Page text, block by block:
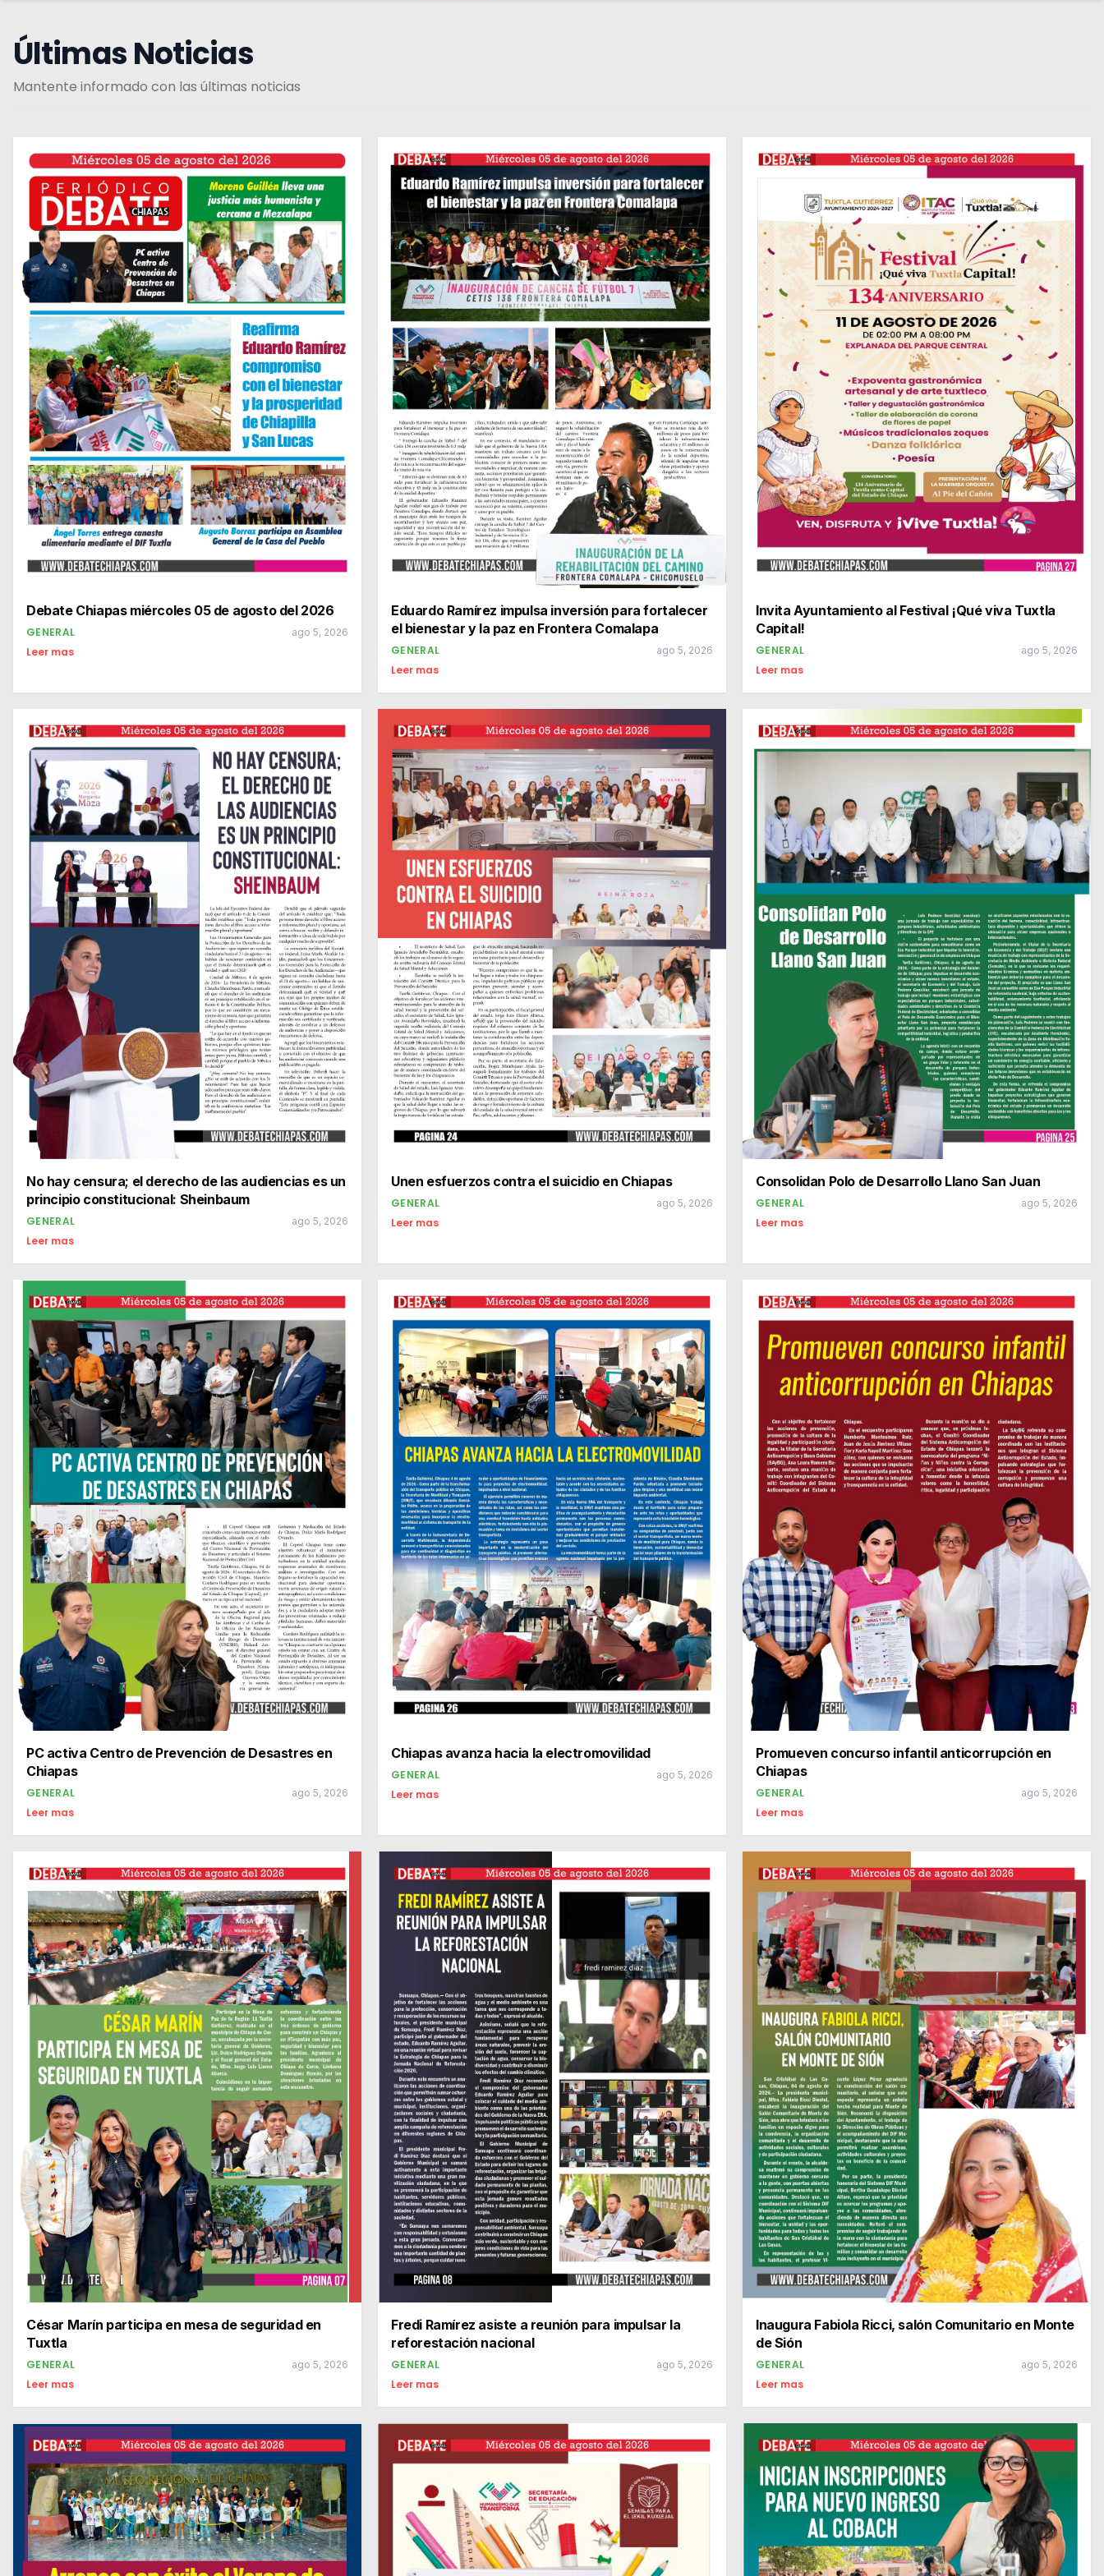
Últimas Noticias
Mantente informado con las últimas noticias
Debate Chiapas miércoles 05 de agosto del 2026
GENERAL ago 5, 2026
Leer mas
Eduardo Ramírez impulsa inversión para fortalecer
el bienestar y la paz en Frontera Comalapa
GENERAL ago 5, 2026
Leer mas
Invita Ayuntamiento al Festival ¡Qué viva Tuxtla
Capital!
GENERAL ago 5, 2026
Leer mas
No hay censura; el derecho de las audiencias es un
principio constitucional: Sheinbaum
GENERAL ago 5, 2026
Leer mas
Unen esfuerzos contra el suicidio en Chiapas
GENERAL ago 5, 2026
Leer mas
Consolidan Polo de Desarrollo Llano San Juan
GENERAL ago 5, 2026
Leer mas
PC activa Centro de Prevención de Desastres en
Chiapas
GENERAL ago 5, 2026
Leer mas
Chiapas avanza hacia la electromovilidad
GENERAL ago 5, 2026
Leer mas
Promueven concurso infantil anticorrupción en
Chiapas
GENERAL ago 5, 2026
Leer mas
César Marín participa en mesa de seguridad en
Tuxtla
GENERAL ago 5, 2026
Leer mas
Fredi Ramírez asiste a reunión para impulsar la
reforestación nacional
GENERAL ago 5, 2026
Leer mas
Inaugura Fabiola Ricci, salón Comunitario en Monte
de Sión
GENERAL ago 5, 2026
Leer mas